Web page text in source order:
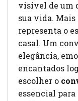
visível de um
sua vida. Mais
representa o
casal. Um
elegância,
encantados
escolher o
essencial